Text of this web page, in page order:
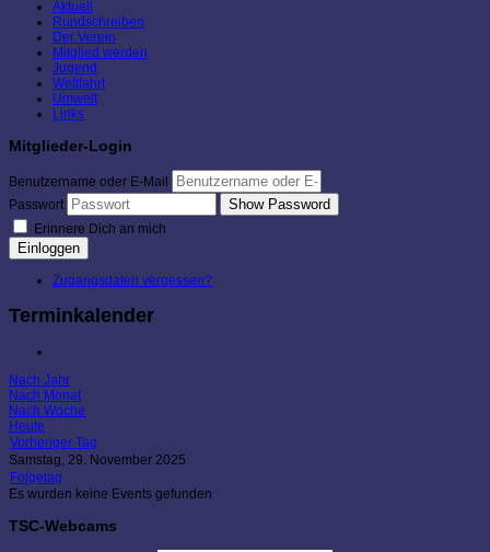
Aktuell
Rundschreiben
Der Verein
Mitglied werden
Jugend
Wettfahrt
Umwelt
Links
Mitglieder-Login
Benutzername oder E-Mail
Passwort
Show Password
Erinnere Dich an mich
Einloggen
Zugangsdaten vergessen?
Terminkalender
Nach Jahr
Nach Monat
Nach Woche
Heute
Vorheriger Tag
Samstag, 29. November 2025
Folgetag
Es wurden keine Events gefunden
TSC-Webcams